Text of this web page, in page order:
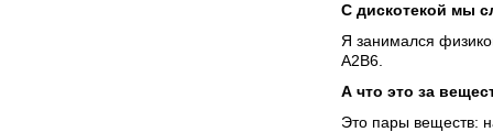
С дискотекой мы
Я занимался
А2В6.
А что это за
Это пары веществ: